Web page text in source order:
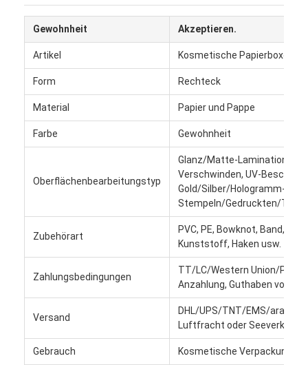
Werksbesichtigung
Qualitätskontrolle
Gewohnheit Akzeptieren.
Artikel Kosmetische Papierboxen
Form Rechteck
Material Papier und Pappe
Farbe Gewohnheit
Oberflächenbearbeitungstyp
Glanz/Matte-Lamination,
Verschwinden, UV-
Gold/Silber/Hologramm-
Stempeln/Gedruckten/
Zubehörart
PVC, PE, Bowknot, Band,
Kunststoff, Haken usw.
Zahlungsbedingungen
TT/LC/Western Union/
Anzahlung, Guthaben vor
Versand
DHL/UPS/TNT/EMS/arame...
Luftfracht oder Seeverkehr
Gebrauch Kosmetische Verpackungen